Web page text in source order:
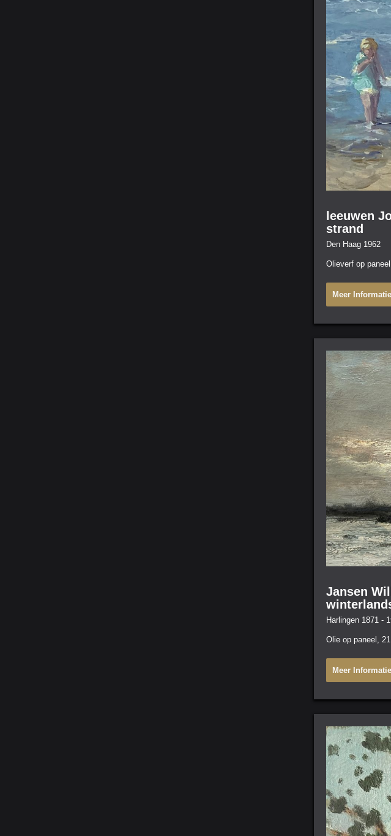
leeuwen
strand
Den Haag 1962
Olieverf op
Meer Informatie
Jansen
Harlingen 1871 -
Olie op paneel,
Meer Informatie